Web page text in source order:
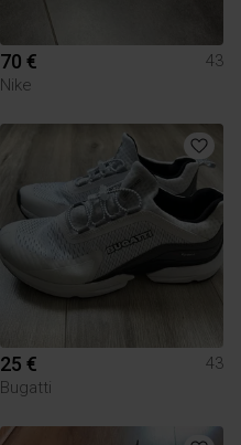
70 €
43
Nike
25 €
43
Bugatti